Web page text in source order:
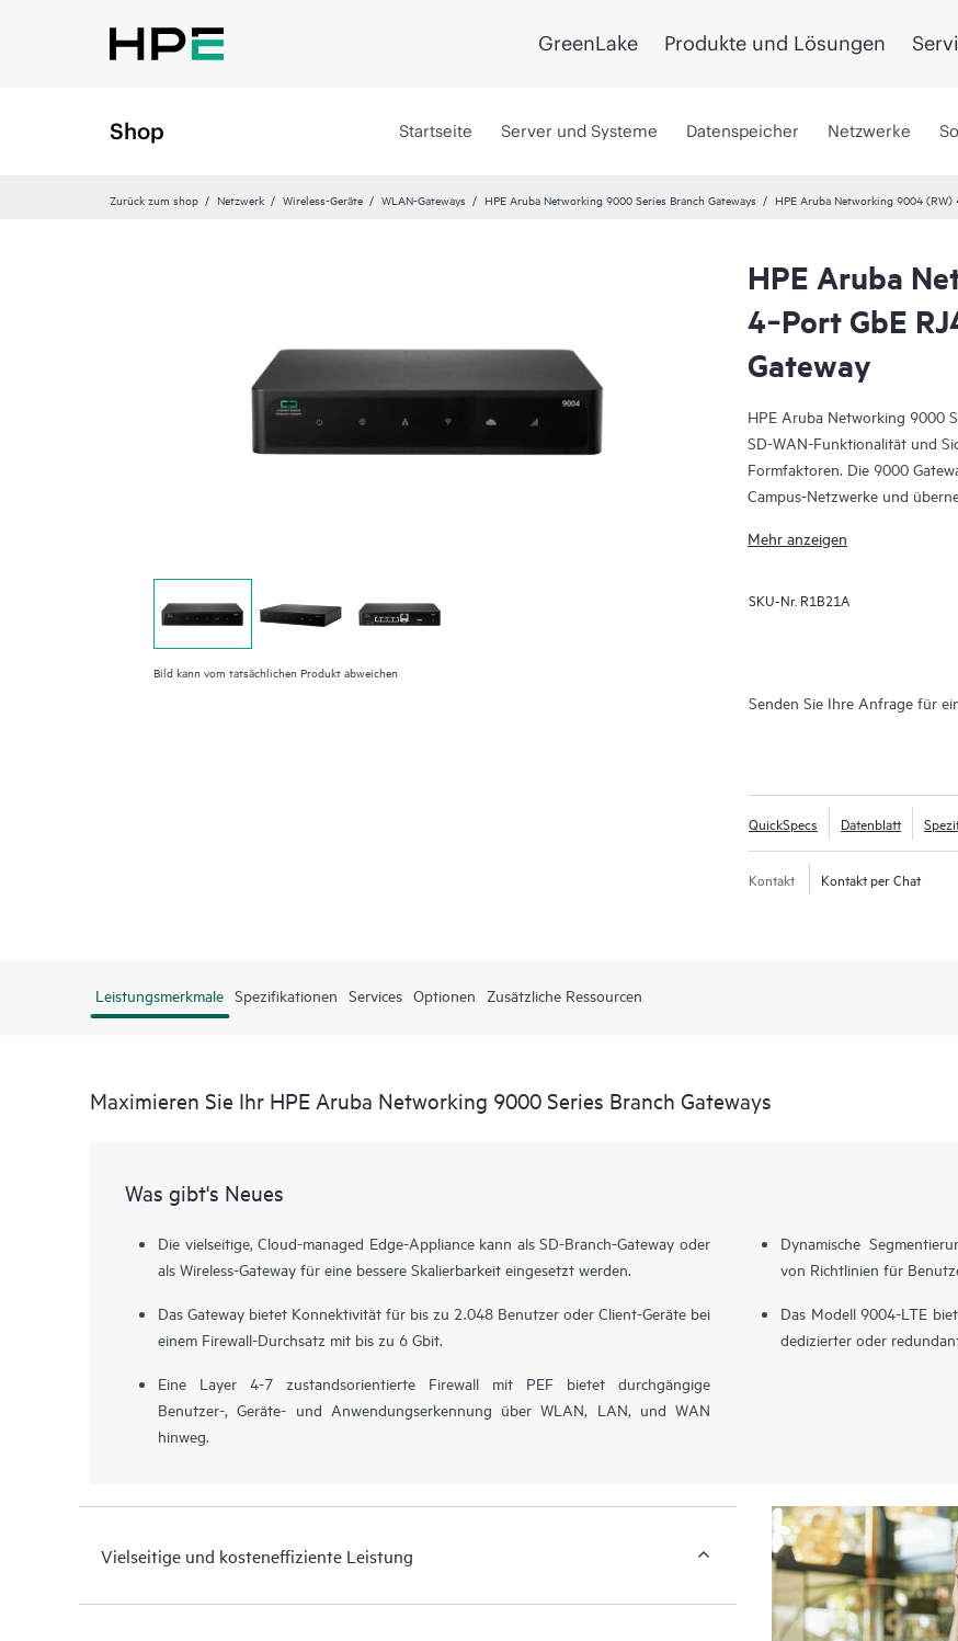
GreenLake Produkte und Lösungen
Shop Startseite Server und Systeme Datenspeicher Netzwerke
Zurück zum shop Netzwerk Wireless-Geräte WLAN-Gateways HPE Aruba Networking 9000 Series Branch Gateways HPE Aruba Networking 9004 (RW)
Bild kann vom tatsächlichen Produkt abweichen
HPE Aruba
4‑Port GbE
Gateway
HPE Aruba Networking 9000
SD-WAN-Funktionalität und
Formfaktoren. Die 9000
Campus-Netzwerke und
verteilte
Mehr anzeigen
SKU-Nr. R1B21A
Senden Sie Ihre Anfrage für
QuickSpecs Datenblatt
Kontakt Kontakt per Chat
Leistungsmerkmale Spezifikationen Services Optionen Zusätzliche Ressourcen
Maximieren Sie Ihr HPE Aruba Networking 9000 Series Branch Gateways
Was gibt's Neues
Die vielseitige, Cloud-managed Edge-Appliance kann als SD-Branch-Gateway oder
als Wireless-Gateway für eine bessere Skalierbarkeit eingesetzt werden.
Das Gateway bietet Konnektivität für bis zu 2.048 Benutzer oder Client-Geräte bei
einem Firewall-Durchsatz mit bis zu 6 Gbit.
Eine Layer 4-7 zustandsorientierte Firewall mit PEF bietet durchgängige
Benutzer-, Geräte- und Anwendungserkennung über WLAN, LAN, und WAN
hinweg.
Dynamische
von Richtlinien für
Das Modell 9004-LTE
dedizierter oder
Vielseitige und kosteneffiziente Leistung